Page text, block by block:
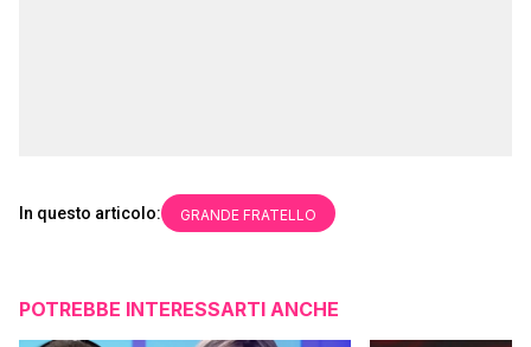
In questo articolo: GRANDE FRATELLO
POTREBBE INTERESSARTI ANCHE